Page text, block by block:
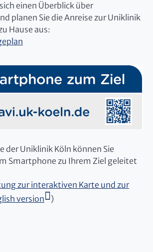
einen Überblick über
planen Sie die Anreise zur Uniklinik
Hause aus:
der Uniklinik Köln können Sie
Smartphone zu Ihrem Ziel geleitet
zur interaktiven Karte und zur
version )